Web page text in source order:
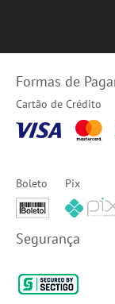
Formas de
Cartão de Crédito
Boleto Pix
Segurança